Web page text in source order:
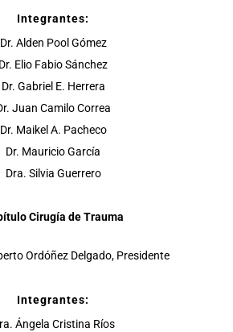
Integrantes:
Dr. Alden Pool Gómez
Dr. Elio Fabio Sánchez
Dr. Gabriel E. Herrera
Juan Camilo Correa
Dr. Maikel A. Pacheco
Dr. Mauricio García
Dra. Silvia Guerrero
Cirugía de Trauma
Ordóñez Delgado, Presidente
Integrantes:
Ángela Cristina Ríos